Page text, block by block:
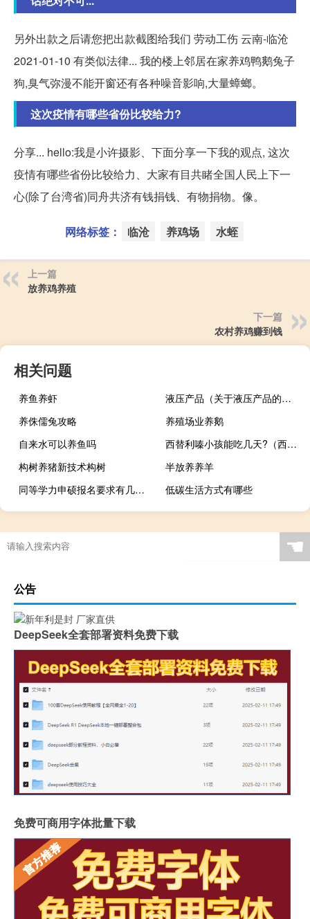
另外出款之后请您把出款截图给我们 劳动工伤 云南-临沧
2021-01-10 有类似法律... 我的楼上邻居在家养鸡鸭鹅兔子
狗,臭气弥漫不能开窗还有各种噪音影响,大量蟑螂。
这次疫情有哪些省份比较给力?
分享... hello:我是小许摄影、下面分享一下我的观点, 这次
疫情有哪些省份比较给力、大家有目共睹全国人民上下一
心(除了台湾省)同舟共济有钱捐钱、有物捐物。像。
网络标签： 临沧 养鸡场 水蛭
上一篇
放养鸡养殖
下一篇
农村养鸡赚到钱
相关问题
养鱼养虾
液压产品（关于液压产品的介绍）
养侏儒兔攻略
养殖场业养鹅
自来水可以养鱼吗
西替利嗪小孩能吃几天?（西替利嗪小孩能吃几天）
构树养猪新技术构树
半放养养羊
同等学力申硕报名要求有几年工作经验
低碳生活方式有哪些
☚
公告
DeepSeek全套部署资料免费下载
免费可商用字体批量下载